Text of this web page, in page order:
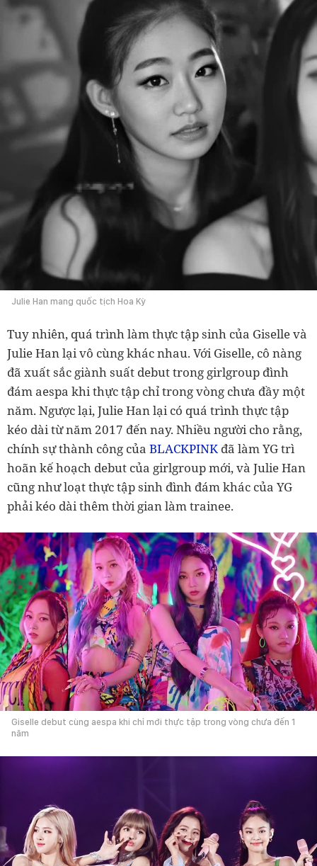
Julie Han mang quốc tịch Hoa Kỳ
Tuy nhiên, quá trình làm thực tập sinh của Giselle và
Julie Han lại vô cùng khác nhau. Với Giselle, cô nàng
đã xuất sắc giành suất debut trong girlgroup đình
đám aespa khi thực tập chỉ trong vòng chưa đầy một
năm. Ngược lại, Julie Han lại có quá trình thực tập
kéo dài từ năm 2017 đến nay. Nhiều người cho rằng,
chính sự thành công của BLACKPINK đã làm YG trì
hoãn kế hoạch debut của girlgroup mới, và Julie Han
cũng như loạt thực tập sinh đình đám khác của YG
phải kéo dài thêm thời gian làm trainee.
Giselle debut cùng aespa khi chỉ mới thực tập trong vòng chưa đến 1
năm